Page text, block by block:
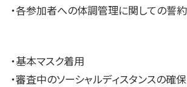
・各参加者への体調管理に関しての誓約
・基本マスク着用
・審査中のソーシャルディスタンスの確